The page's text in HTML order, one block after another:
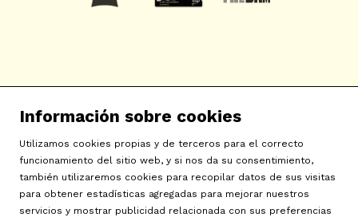
c/ Neopàtria, 54
08030 Barcelona
info@sat-teatre.cat | 933457930
Sitemap | Aviso Legal | Uso de Cookies | Contactar
Información sobre cookies
Utilizamos cookies propias y de terceros para el correcto
funcionamiento del sitio web, y si nos da su consentimiento,
también utilizaremos cookies para recopilar datos de sus visitas
para obtener estadísticas agregadas para mejorar nuestros
servicios y mostrar publicidad relacionada con sus preferencias